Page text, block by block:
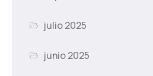
julio 2025
junio 2025